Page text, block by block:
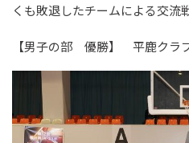
くも敗退したチームによる交流
【男子の部 優勝】 平鹿クラ